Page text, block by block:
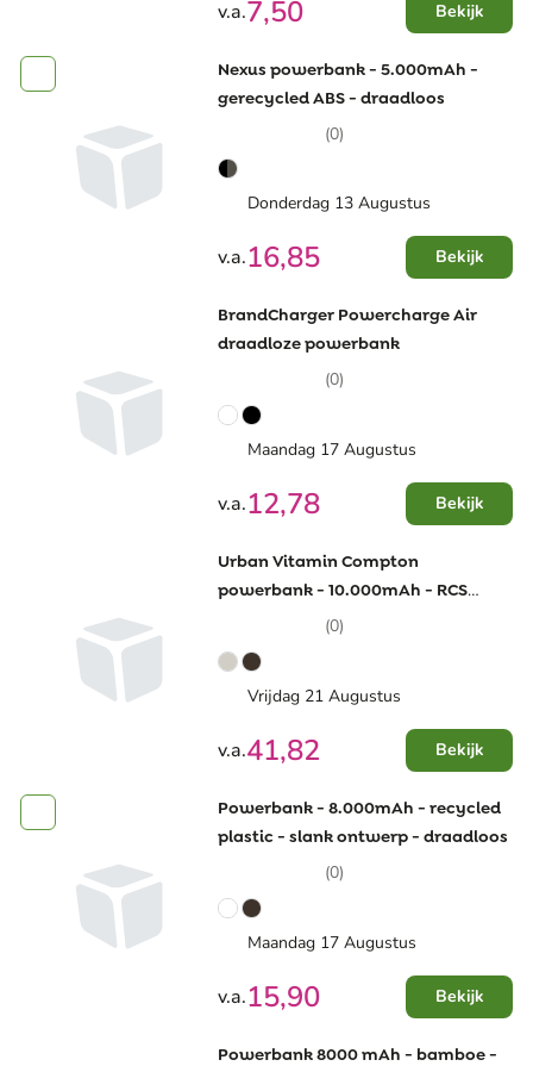
v.a.7,50 Bekijk
Nexus powerbank - 5.000mAh -
gerecycled ABS - draadloos
(0)
Donderdag 13 Augustus
v.a.16,85 Bekijk
BrandCharger Powercharge Air
draadloze powerbank
(0)
Maandag 17 Augustus
v.a.12,78 Bekijk
Urban Vitamin Compton
powerbank - 10.000mAh - RCS
(0)
Vrijdag 21 Augustus
v.a.41,82 Bekijk
Powerbank - 8.000mAh - recycled
plastic - slank ontwerp - draadloos
(0)
Maandag 17 Augustus
v.a.15,90 Bekijk
Powerbank 8000 mAh - bamboe -